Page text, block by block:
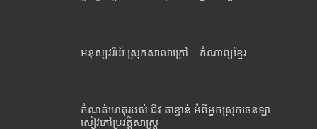
អនុស្សវរីយ៍ ស្រុកសាលាក្រៅ – កំណាព្យខ្មែរ
កំណត់ហេតុរបស់ ជីវ តាខ្វាន់ អំពីអ្នកស្រុកចេនឡា –
សៀវភៅប្រវត្តិសាស្រ្ត